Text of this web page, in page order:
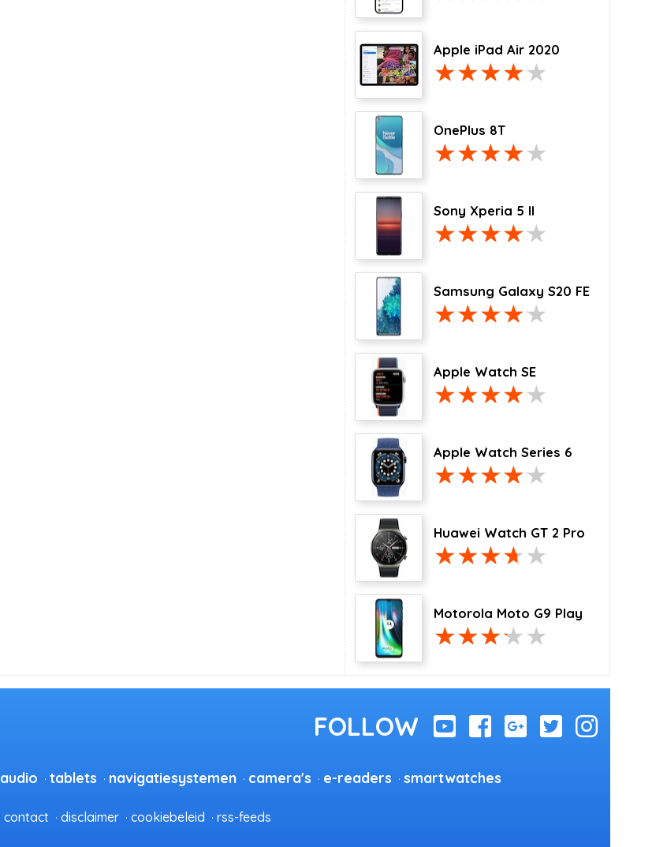
Apple iPad Air 2020
OnePlus 8T
Sony Xperia 5 II
Samsung Galaxy S20 FE
Apple Watch SE
Apple Watch Series 6
Huawei Watch GT 2 Pro
Motorola Moto G9 Play
audio tablets navigatiesystemen camera's e-readers smartwatches
contact disclaimer cookiebeleid rss-feeds